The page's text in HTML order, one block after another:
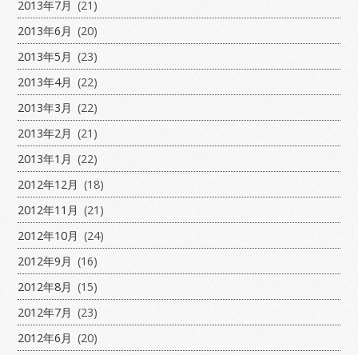
2013年7月 (21)
2013年6月 (20)
2013年5月 (23)
2013年4月 (22)
2013年3月 (22)
2013年2月 (21)
2013年1月 (22)
2012年12月 (18)
2012年11月 (21)
2012年10月 (24)
2012年9月 (16)
2012年8月 (15)
2012年7月 (23)
2012年6月 (20)